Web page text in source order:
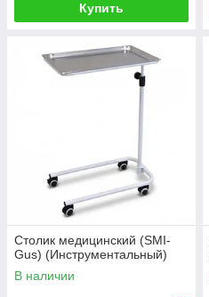
Купить
Столик медицинский (SMI-
Gus) (Инструментальный)
В наличии